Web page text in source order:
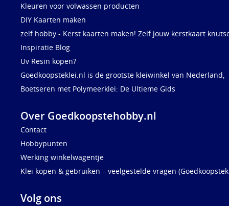
Kleuren voor volwassen producten
DIY Kaarten maken
zelf hobby - Kerst kaarten maken! Zelf jouw kerstkaart
Inspiratie Blog
Uv Resin kopen?
Goedkoopsteklei.nl is de grootste kleiwinkel van Nederland,
Boetseren met Polymeerklei: De Ultieme Gids
Over Goedkoopstehobby.nl
Contact
Hobbypunten
Werking winkelwagentje
Klei kopen & gebruiken – veelgestelde vragen
Volg ons